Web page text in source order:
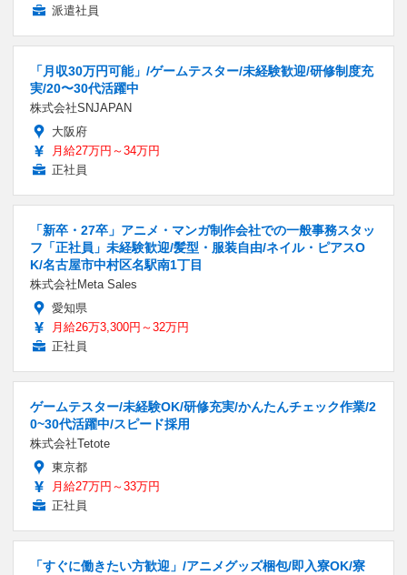
派遣社員
「月収30万円可能」/ゲームテスター/未経験歓迎/研修制度充
実/20〜30代活躍中
株式会社SNJAPAN
大阪府
月給27万円～34万円
正社員
「新卒・27卒」アニメ・マンガ制作会社での一般事務スタッ
フ「正社員」未経験歓迎/髪型・服装自由/ネイル・ピアスO
K/名古屋市中村区名駅南1丁目
株式会社Meta Sales
愛知県
月給26万3,300円～32万円
正社員
ゲームテスター/未経験OK/研修充実/かんたんチェック作業/2
0~30代活躍中/スピード採用
株式会社Tetote
東京都
月給27万円～33万円
正社員
「すぐに働きたい方歓迎」/アニメグッズ梱包/即入寮OK/寮